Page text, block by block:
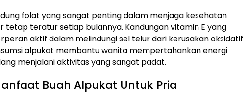
folat yang sangat penting dalam menjaga kesehatan
tetap teratur setiap bulannya. Kandungan vitamin E yang
aktif dalam melindungi sel telur dari kerusakan oksidatif
alpukat membantu wanita mempertahankan energi
menjalani aktivitas yang sangat padat.
Buah Alpukat Untuk Pria